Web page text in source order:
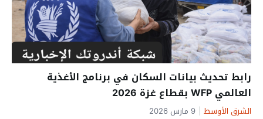
رابط تحديث بيانات السكان في برنامج الأغذية
العالمي WFP بقطاع غزة 2026
الشرق الأوسط | 9 مارس 2026